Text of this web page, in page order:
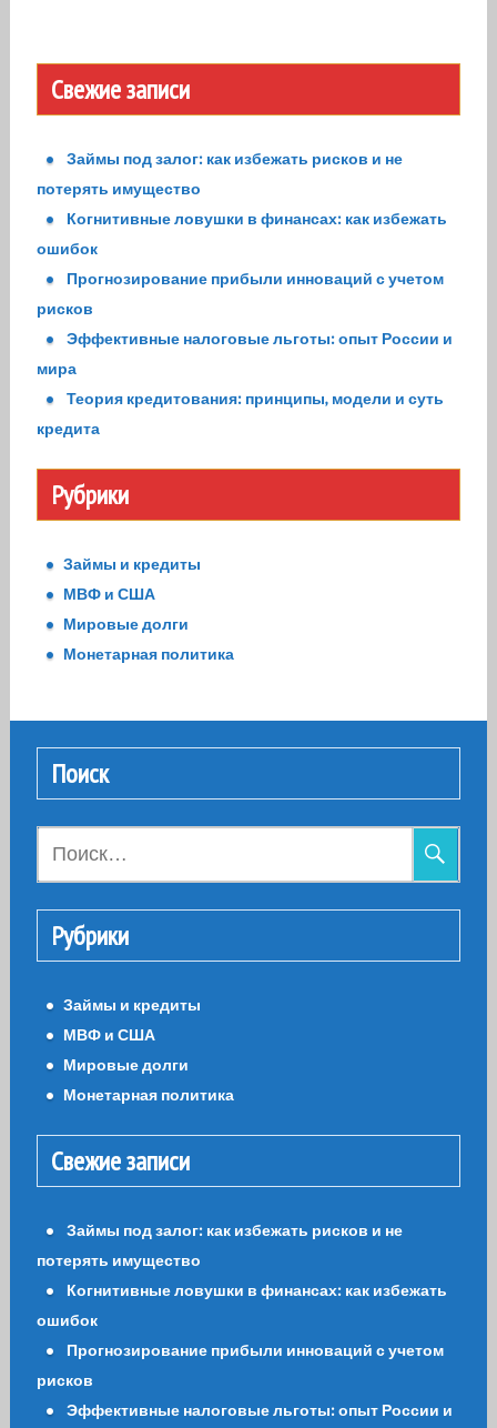
Свежие записи
Займы под залог: как избежать рисков и не
потерять имущество
Когнитивные ловушки в финансах: как избежать
ошибок
Прогнозирование прибыли инноваций с учетом
рисков
Эффективные налоговые льготы: опыт России и
мира
Теория кредитования: принципы, модели и суть
кредита
Рубрики
Займы и кредиты
МВФ и США
Мировые долги
Монетарная политика
Поиск
Рубрики
Займы и кредиты
МВФ и США
Мировые долги
Монетарная политика
Свежие записи
Займы под залог: как избежать рисков и не
потерять имущество
Когнитивные ловушки в финансах: как избежать
ошибок
Прогнозирование прибыли инноваций с учетом
рисков
Эффективные налоговые льготы: опыт России и